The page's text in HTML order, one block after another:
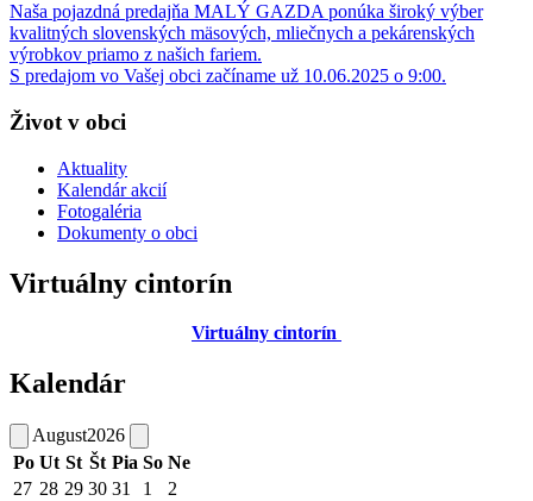
Naša pojazdná predajňa MALÝ GAZDA ponúka široký výber
kvalitných slovenských mäsových, mliečnych a pekárenských
výrobkov priamo z našich fariem.
S predajom vo Vašej obci začíname už 10.06.2025 o 9:00.
Život v obci
Aktuality
Kalendár akcií
Fotogaléria
Dokumenty o obci
Virtuálny cintorín
Virtuálny cintorín
Kalendár
August2026
Po Ut St Št Pia So Ne
27 28 29 30 31 1
2